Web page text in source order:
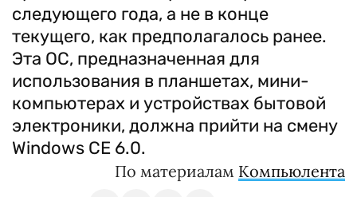
следующего года, а не в конце
текущего, как предполагалось ранее.
Эта ОС, предназначенная для
использования в планшетах, мини-
компьютерах и устройствах бытовой
электроники, должна прийти на смену
Windows CE 6.0.
По материалам Компьюлента